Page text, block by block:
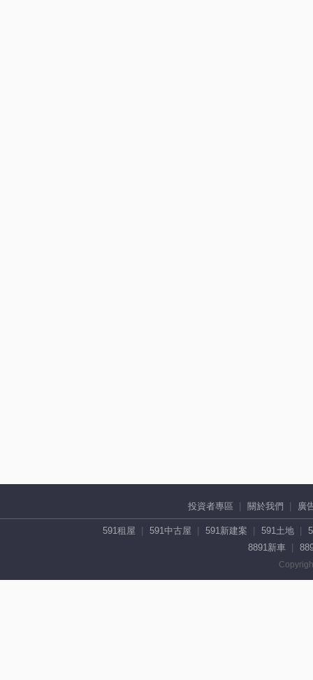
投資者專區 關於我們 廣
591租屋 591中古屋 591新建案 591土地
8891新車